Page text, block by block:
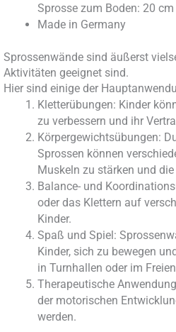
Sprosse zum Boden: 20 cm
Made in Germany
Sprossenwände sind äußerst
Aktivitäten geeignet sind.
Hier sind einige der
Kletterübungen: Kinder
zu verbessern und ihr
Körpergewichtsübungen:
Sprossen können
Muskeln zu stärken und
Balance- und
oder das Klettern auf
Kinder.
Spaß und Spiel:
Kinder, sich zu bewegen
in Turnhallen oder im
Therapeutische
der motorischen
werden.